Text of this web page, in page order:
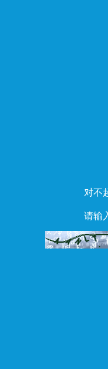
对不
请输